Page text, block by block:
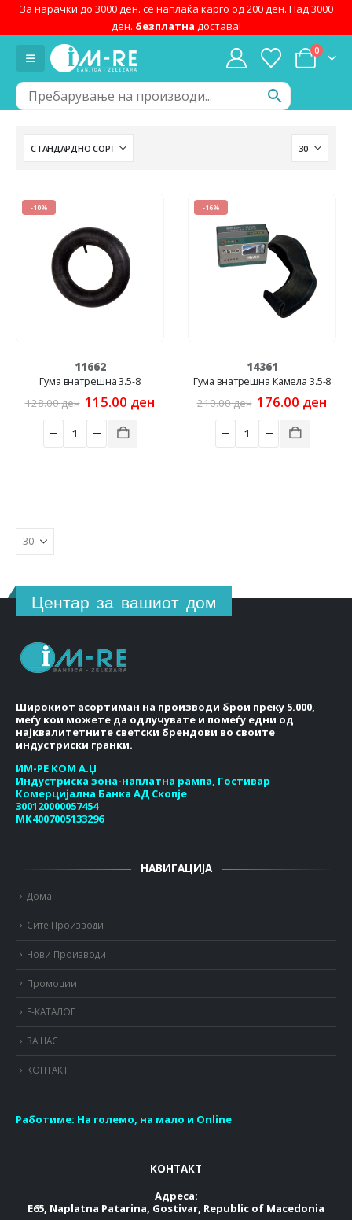
За нарачки до 3000 ден. се наплаќа карго од 200 ден. Над 3000
ден. безплатна достава!
0
-10%
11662
Гума внатрешна 3.5-8
128.00ден Original
was:
128.00 ден.
115.00 ден Current
115.00 ден.
-16%
14361
Гума внатрешна Камела 3.5-8
210.00ден Original
was:
210.00 ден.
176.00 ден
Центар за вашиот дом
Широкиот асортиман на производи брои преку 5.000,
меѓу кои можете да одлучувате и помеѓу едни од
најквалитетните светски брендови во своите
индустриски гранки.
ИМ-РЕ КОМ А.Џ
Индустриска зона-наплатна рампа, Гостивар
Комерцијална Банка АД Скопје
300120000057454
МК4007005133296
НАВИГАЦИЈА
Дома
Сите Производи
Нови Производи
Промоции
Е-КАТАЛОГ
ЗА НАС
КОНТАКТ
Работиме: На големо, на мало и Online
КОНТАКТ
Адреса:
E65, Naplatna Patarina, Gostivar, Republic of Macedonia